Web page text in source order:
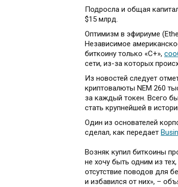
Подросла и общая
$15 млрд.
Оптимизм в эфириуме
Независимое
биткоину только «C+»,
сети, из-за которых
Из новостей следует
криптовалюты NEM 260
за каждый токен. Всего
стать крупнейшей в
Один из основателей
сделал, как передает
Возняк купил биткоины
не хочу быть одним из
отсутствие поводов для
и избавился от них», –